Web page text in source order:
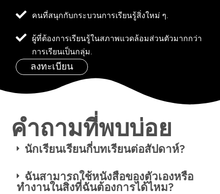
คนที่สนุกกับกระบวนการเรียนรู้สิ่งใหม่ ๆ.
ผู้ที่ต้องการเรียนรู้ในสภาพแวดล้อมส่วนตัวมากกว่า
การเรียนเป็นกลุ่ม.
ลงทะเบียน
คำถามที่พบบ่อย
นักเรียนเรียนกี่บทเรียนต่อสัปดาห์?
ฉันสามารถใช้หนังสือของตัวเองหรือ
ทำงานในสิ่งที่ฉันต้องการได้ไหม?